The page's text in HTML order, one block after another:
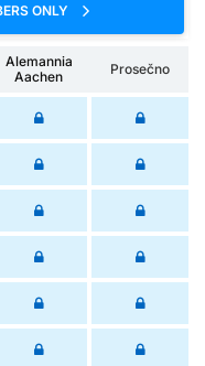
ONLY
Alemannia
Aachen
Prosečno